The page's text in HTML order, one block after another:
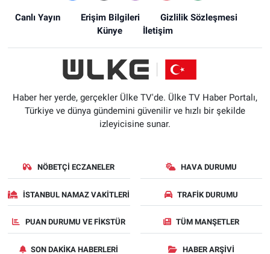
Canlı Yayın Erişim Bilgileri
Gizlilik Sözleşmesi
Künye
İletişim
Haber her yerde, gerçekler Ülke TV'de. Ülke TV Haber Portalı,
Türkiye ve dünya gündemini güvenilir ve hızlı bir şekilde
izleyicisine sunar.
NÖBETÇI ECZANELER HAVA DURUMU
İSTANBUL NAMAZ VAKITLERI TRAFIK DURUMU
PUAN DURUMU VE FIKSTÜR TÜM MANŞETLER
SON DAKIKA HABERLERI HABER ARŞIVI